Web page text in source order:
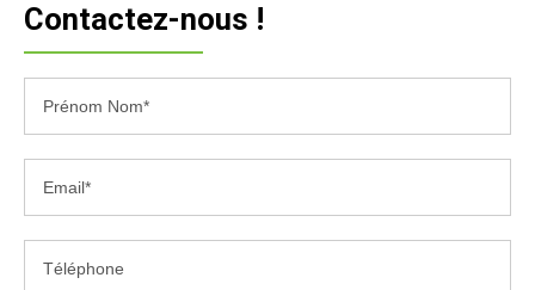
Contactez-nous !